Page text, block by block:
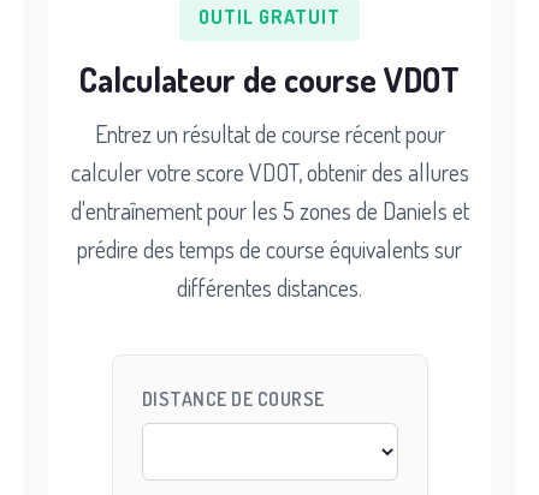
OUTIL GRATUIT
Calculateur de course VDOT
Entrez un résultat de course récent pour
calculer votre score VDOT, obtenir des allures
d'entraînement pour les 5 zones de Daniels et
prédire des temps de course équivalents sur
différentes distances.
DISTANCE DE COURSE